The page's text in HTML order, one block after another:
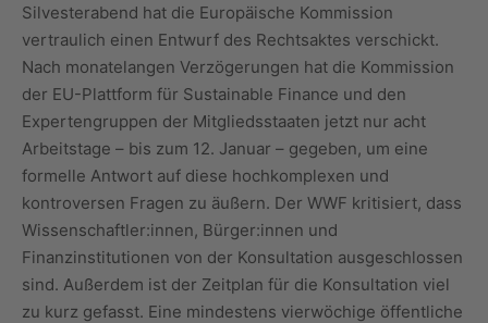
Silvesterabend hat die Europäische Kommission
vertraulich einen Entwurf des Rechtsaktes verschickt.
Nach monatelangen Verzögerungen hat die Kommission
der EU-Plattform für Sustainable Finance und den
Expertengruppen der Mitgliedsstaaten jetzt nur acht
Arbeitstage – bis zum 12. Januar – gegeben, um eine
formelle Antwort auf diese hochkomplexen und
kontroversen Fragen zu äußern. Der WWF kritisiert, dass
Wissenschaftler:innen, Bürger:innen und
Finanzinstitutionen von der Konsultation ausgeschlossen
sind. Außerdem ist der Zeitplan für die Konsultation viel
zu kurz gefasst. Eine mindestens vierwöchige öffentliche